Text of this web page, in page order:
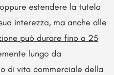
estendere la tutela
interezza, ma anche alle
può durare fino a 25
lungo da
di vita commerciale della